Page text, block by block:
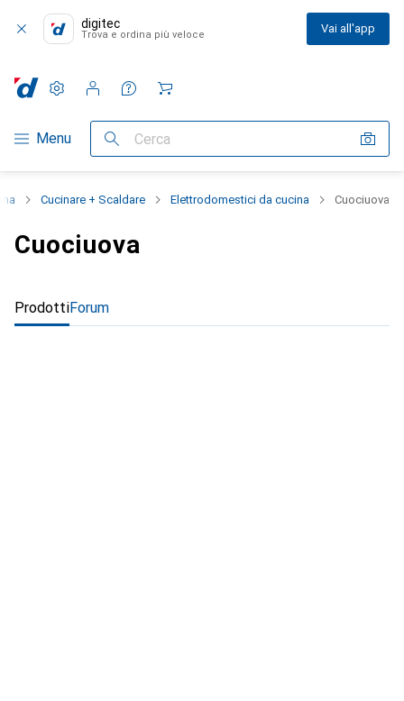
digitec
Trova e ordina più veloce Vai all'app
Categoria Navigazione
Menu Cerca
Impostazioni
Conto cliente
Liste di confronto
Liste dei desideri
Carrello
Cucinare + Scaldare Elettrodomestici da cucina Cuociuova
Cuociuova
ProdottiForum